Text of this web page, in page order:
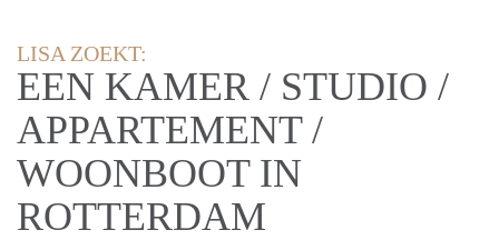
LISA ZOEKT:
EEN KAMER / STUDIO /
APPARTEMENT /
WOONBOOT IN
ROTTERDAM